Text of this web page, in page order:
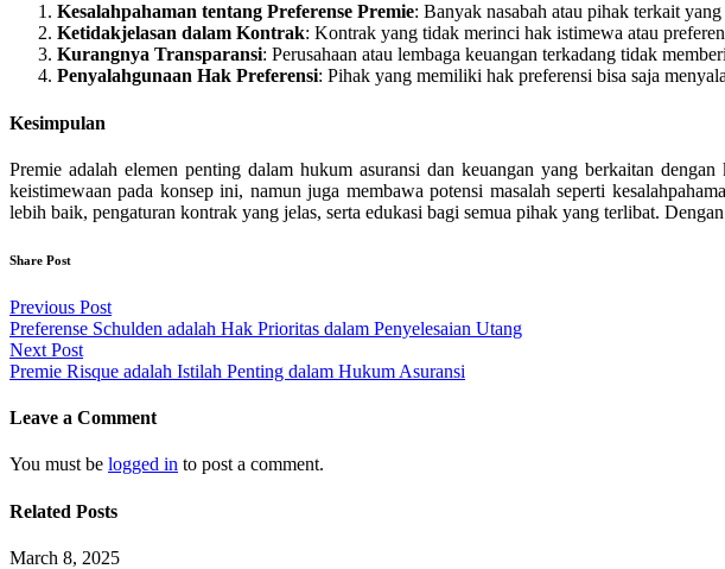
Kesalahpahaman tentang Preferense Premie: Banyak nasabah atau pihak terkait
Ketidakjelasan dalam Kontrak: Kontrak yang tidak merinci hak istimewa atau
Kurangnya Transparansi: Perusahaan atau lembaga keuangan terkadang tidak
Penyalahgunaan Hak Preferensi: Pihak yang memiliki hak preferensi bisa saja
Kesimpulan
Premie adalah elemen penting dalam hukum asuransi dan keuangan yang berkaitan
keistimewaan pada konsep ini, namun juga membawa potensi masalah seperti
lebih baik, pengaturan kontrak yang jelas, serta edukasi bagi semua pihak yang terlibat.
Share Post
Post
navigation
Previous Post
Preferense Schulden adalah Hak Prioritas dalam Penyelesaian Utang
Next Post
Premie Risque adalah Istilah Penting dalam Hukum Asuransi
Leave a Comment
You must be logged in to post a comment.
Related Posts
March 8, 2025